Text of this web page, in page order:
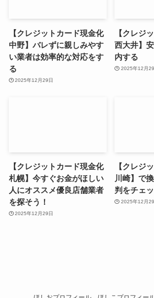
【クレジットカード現金化
中野】バレずに親しみやす
い業者は効率的な対応をす
る
2025年12月29日
【クレジ
西大井】
内する
2025年12月
【クレジットカード現金化
札幌】今すぐお金がほしい
人にオススメ優良店舗業者
を探そう！
2025年12月29日
【クレジ
川崎】で
判をチェ
2025年12月